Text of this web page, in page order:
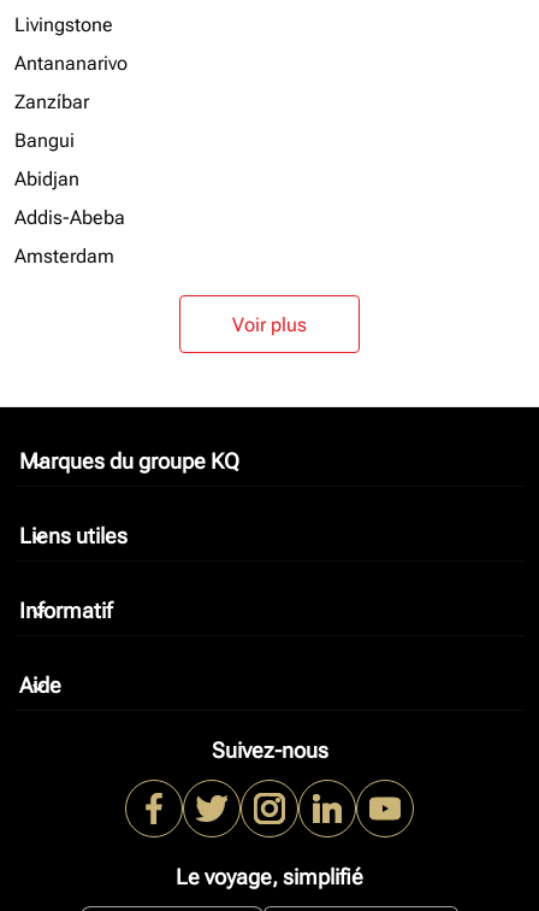
Livingstone
Antananarivo
Zanzíbar
Bangui
Abidjan
Addis-Abeba
Amsterdam
Voir plus
Marques du groupe KQ
keyboard_arrow_down
Liens utiles
keyboard_arrow_down
Informatif
keyboard_arrow_down
Aide
keyboard_arrow_down
Suivez-nous
Le voyage, simplifié